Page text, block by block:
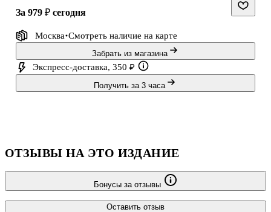
бисерная сумка начала XX века, канадская берестяная шкатулка,
века, украшенные крошечными «пекинскими узелками».
Разнообразие материалов поразительно: ленты, шелк, хлопок и
шерсть, рыбья чешуя и пластиковая
за 979 ₽ сегодня
Москва Смотреть наличие на карте
Забрать из магазина
Экспресс-доставка, 350 ₽
Получить за 3 часа
ОТЗЫВЫ НА ЭТО ИЗДАНИЕ
Бонусы за отзывы
Оставить отзыв